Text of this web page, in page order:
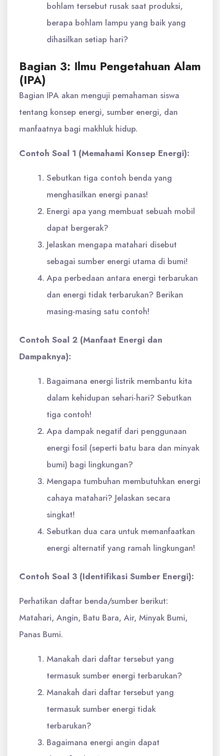
bohlam tersebut rusak saat produksi,
berapa bohlam lampu yang baik yang
dihasilkan setiap hari?
Bagian 3: Ilmu Pengetahuan Alam
(IPA)
Bagian IPA akan menguji pemahaman siswa
tentang konsep energi, sumber energi, dan
manfaatnya bagi makhluk hidup.
Contoh Soal 1 (Memahami Konsep Energi):
Sebutkan tiga contoh benda yang
menghasilkan energi panas!
Energi apa yang membuat sebuah mobil
dapat bergerak?
Jelaskan mengapa matahari disebut
sebagai sumber energi utama di bumi!
Apa perbedaan antara energi terbarukan
dan energi tidak terbarukan? Berikan
masing-masing satu contoh!
Contoh Soal 2 (Manfaat Energi dan
Dampaknya):
Bagaimana energi listrik membantu kita
dalam kehidupan sehari-hari? Sebutkan
tiga contoh!
Apa dampak negatif dari penggunaan
energi fosil (seperti batu bara dan minyak
bumi) bagi lingkungan?
Mengapa tumbuhan membutuhkan energi
cahaya matahari? Jelaskan secara
singkat!
Sebutkan dua cara untuk memanfaatkan
energi alternatif yang ramah lingkungan!
Contoh Soal 3 (Identifikasi Sumber Energi):
Perhatikan daftar benda/sumber berikut:
Matahari, Angin, Batu Bara, Air, Minyak Bumi,
Panas Bumi.
Manakah dari daftar tersebut yang
termasuk sumber energi terbarukan?
Manakah dari daftar tersebut yang
termasuk sumber energi tidak
terbarukan?
Bagaimana energi angin dapat